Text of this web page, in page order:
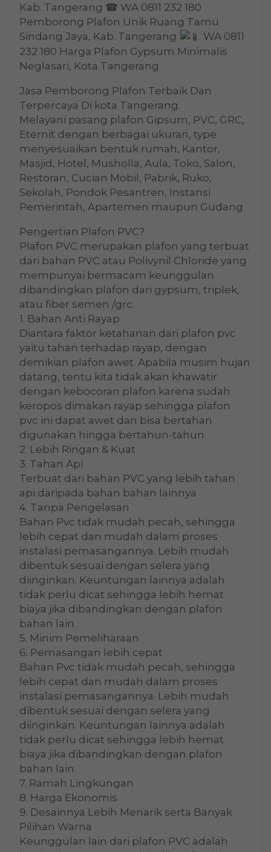
Kab. Tangerang ☎ WA 0811 232 180
Pemborong Plafon Unik Ruang Tamu
Sindang Jaya, Kab. Tangerang
WA 0811
232 180 Harga Plafon Gypsum Minimalis
Neglasari, Kota Tangerang
Jasa Pemborong Plafon Terbaik Dan
Terpercaya Di kota Tangerang.
Melayani pasang plafon Gipsum, PVC, GRC,
Eternit dengan berbagai ukuran, type
menyesuaikan bentuk rumah, Kantor,
Masjid, Hotel, Musholla, Aula, Toko, Salon,
Restoran, Cucian Mobil, Pabrik, Ruko,
Sekolah, Pondok Pesantren, Instansi
Pemerintah, Apartemen maupun Gudang
Pengertian Plafon PVC?
Plafon PVC merupakan plafon yang terbuat
dari bahan PVC atau Polivynil Chloride yang
mempunyai bermacam keunggulan
dibandingkan plafon dari gypsum, triplek,
atau fiber semen /grc.
1. Bahan Anti Rayap
Diantara faktor ketahanan dari plafon pvc
yaitu tahan terhadap rayap, dengan
demikian plafon awet. Apabila musim hujan
datang, tentu kita tidak akan khawatir
dengan kebocoran plafon karena sudah
keropos dimakan rayap sehingga plafon
pvc ini dapat awet dan bisa bertahan
digunakan hingga bertahun-tahun.
2. Lebih Ringan & Kuat
3. Tahan Api
Terbuat dari bahan PVC yang lebih tahan
api daripada bahan bahan lainnya
4. Tanpa Pengelasan
Bahan Pvc tidak mudah pecah, sehingga
lebih cepat dan mudah dalam proses
instalasi pemasangannya. Lebih mudah
dibentuk sesuai dengan selera yang
diinginkan. Keuntungan lainnya adalah
tidak perlu dicat sehingga lebih hemat
biaya jika dibandingkan dengan plafon
bahan lain.
5. Minim Pemeliharaan
6. Pemasangan lebih cepat
Bahan Pvc tidak mudah pecah, sehingga
lebih cepat dan mudah dalam proses
instalasi pemasangannya. Lebih mudah
dibentuk sesuai dengan selera yang
diinginkan. Keuntungan lainnya adalah
tidak perlu dicat sehingga lebih hemat
biaya jika dibandingkan dengan plafon
bahan lain.
7. Ramah Lingkungan
8. Harga Ekonomis
9. Desainnya Lebih Menarik serta Banyak
Pilihan Warna
Keunggulan lain dari plafon PVC adalah